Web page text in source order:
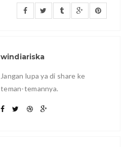
windiariska
Jangan lupa ya di share ke
teman-temannya.